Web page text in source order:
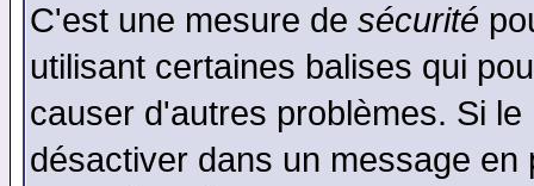
C'est une mesure de sécurité
utilisant certaines balises qui
causer d'autres problèmes. Si
désactiver dans un message